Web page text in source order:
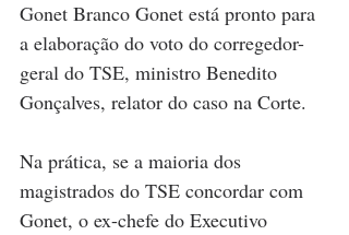
Gonet Branco Gonet está pronto para
a elaboração do voto do corregedor-
geral do TSE, ministro Benedito
Gonçalves, relator do caso na Corte.
Na prática, se a maioria dos
magistrados do TSE concordar com
Gonet, o ex-chefe do Executivo